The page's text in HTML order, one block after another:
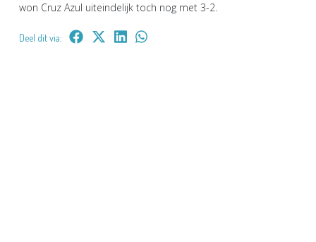
won Cruz Azul uiteindelijk toch nog met 3-2.
Deel dit via: